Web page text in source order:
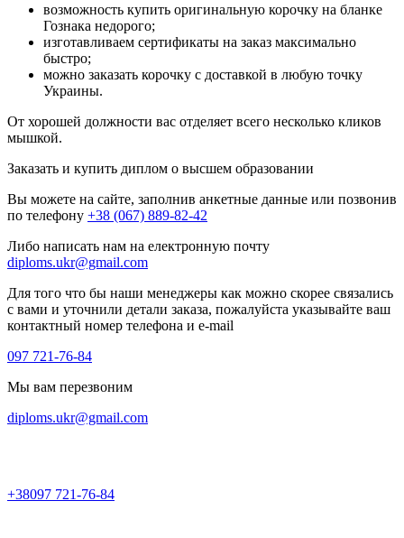
возможность купить оригинальную корочку на бланке
Гознака недорого;
изготавливаем сертификаты на заказ максимально
быстро;
можно заказать корочку с доставкой в любую точку
Украины.
От хорошей должности вас отделяет всего несколько кликов
мышкой.
Заказать и купить диплом о высшем образовании
Вы можете на сайте, заполнив анкетные данные или позвонив
по телефону +38 (067) 889-82-42
Либо написать нам на електронную почту
diploms.ukr@gmail.com
Для того что бы наши менеджеры как можно скорее связались
с вами и уточнили детали заказа, пожалуйста указывайте ваш
контактный номер телефона и e-mail
097 721-76-84
Мы вам перезвоним
diploms.ukr@gmail.com
+38097 721-76-84